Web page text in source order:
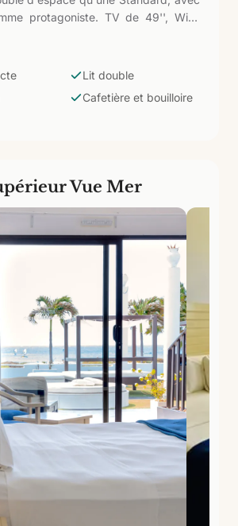
protagoniste. TV de 49'', WiFi,
fort, armoire, réfrigérateur,
réveiller au son des vagues et à la
Lit double
Cafetière et bouilloire
Vue Mer